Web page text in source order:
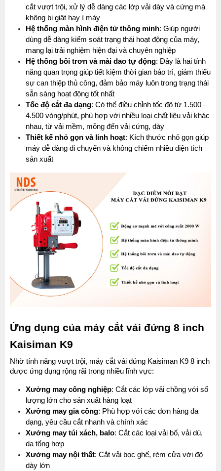
cắt vượt trội, xử lý dễ dàng các lớp vải dày và cứng mà
không bị giật hay ì máy
Hệ thống màn hình điện tử thông minh: Giúp người
dùng dễ dàng kiểm soát trạng thái hoạt động của máy,
mang lại trải nghiệm hiện đại và chuyên nghiệp
Hệ thống bôi trơn và mài dao tự động: Đây là hai tính
năng quan trọng giúp tiết kiệm thời gian bảo trì, giảm thiểu
sự can thiệp thủ công, đảm bảo máy luôn trong trạng thái
sẵn sàng hoạt động tốt nhất
Tốc độ cắt đa dạng: Có thể điều chỉnh tốc độ từ 1.500 –
4.500 vòng/phút, phù hợp với nhiều loại chất liệu vải khác
nhau, từ vải mềm, mỏng đến vải cứng, dày
Thiết kế nhỏ gọn và linh hoạt: Kích thước nhỏ gọn giúp
máy dễ dàng di chuyển và không chiếm nhiều diện tích
sản xuất
Ứng dụng của máy cắt vải đứng 8 inch
Kaisiman K9
Nhờ tính năng vượt trội, máy cắt vải đứng Kaisiman K9 8 inch
được ứng dụng rộng rãi trong nhiều lĩnh vực:
Xưởng may công nghiệp: Cắt các lớp vải chồng với số
lượng lớn cho sản xuất hàng loạt
Xưởng may gia công: Phù hợp với các đơn hàng đa
dạng, yêu cầu cắt nhanh và chính xác
Xưởng may túi xách, balo: Cắt các loại vải bố, vải dù,
da tổng hợp
Xưởng may nội thất: Cắt vải bọc ghế, rèm cửa với độ
dày lớn